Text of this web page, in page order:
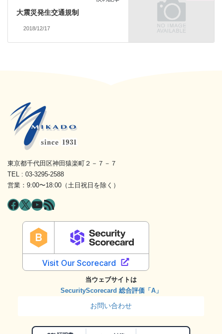
大震災発生交通規制
2018/12/17
東京都千代田区神田猿楽町２－７－７
TEL : 03-3295-2588
営業：9:00〜18:00（土日祝日を除く）
Facebook
X YouTube
RSS フィード
当ウェブサイトは
SecurityScorecard 総合評価「A」
お問い合わせ